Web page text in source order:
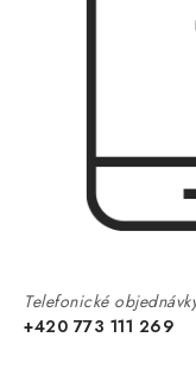
Telefonické
+420 773 111 269